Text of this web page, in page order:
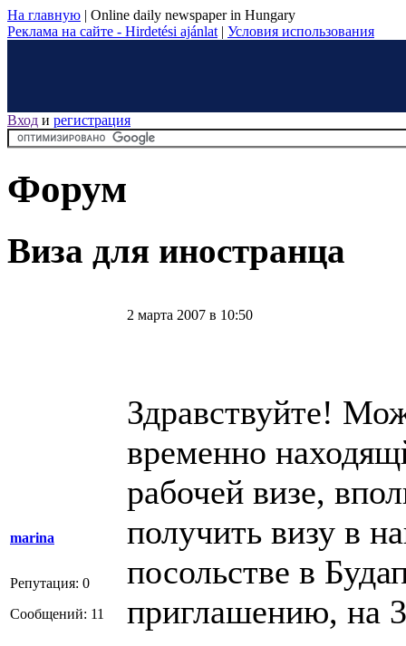
На главную | Online daily newspaper in Hungary
Реклама на сайте - Hirdetési ajánlat | Условия использования
Вход и регистрация
Форум
Виза для иностранца
marina
Репутация: 0
Сообщений: 11
2 марта 2007 в 10:50
Здравствуйте!
временно
рабочей визе,
получить визу в
посольстве в
приглашению, на